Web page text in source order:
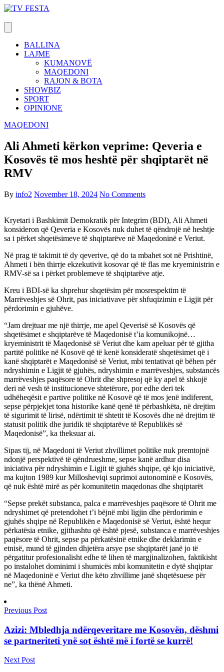
Skip
content
BALLINA
LAJME
KUMANOVË
MAQEDONI
RAJON & BOTA
SHOWBIZ
SPORT
OPINIONE
MAQEDONI
Ali Ahmeti kërkon veprime: Qeveria e
Kosovës të mos heshtë për shqiptarët në
RMV
By info2 November 18, 2024 No Comments
Kryetari i Bashkimit Demokratik për Integrim (BDI), Ali Ahmeti
konsideron që Qeveria e Kosovës nuk duhet të qëndrojë në heshtje
sa i përket shqetësimeve të shqiptarëve në Maqedoninë e Veriut.
Në prag të takimit të dy qeverive, që do ta mbahet sot në Prishtinë,
Ahmeti i bën thirrje ekzekutivit kosovar që të flas me kryeministrin e
RMV-së sa i përket problemeve të shqiptarëve atje.
Kreu i BDI-së ka shprehur shqetësim për mosrespektim të
Marrëveshjes së Ohrit, pas iniciativave për shfuqizimin e Ligjit për
përdorimin e gjuhëve.
“Jam drejtuar me një thirrje, me apel Qeverisë së Kosovës që
shqetësimet e shqiptarëve të Maqedonisë t’ia komunikojnë…
kryeministrit të Maqedonisë së Veriut dhe kam apeluar për të gjitha
partitë politike në Kosovë që të kenë konsideratë shqetësimet që i
kanë shqiptarët e Maqedonisë së Veriut, mbi tentativat që bëhen për
ndryshimin e Ligjit të gjuhës, ndryshimin e marrëveshjes, substancës
marrëveshjes paqësore të Ohrit dhe shpresoj që ky apel të shkojë
deri në vesh të institucioneve shtetërore, por edhe deri tek
udhëheqësit e partive politike në Kosovë që të mos jenë indiferent,
sepse përpjekjet tona historike kanë qenë të përbashkëta, në drejtim
të sigurimit të lirisë, ndërtimit të shtetit të Kosovës dhe në drejtim të
statusit politik dhe juridik të shqiptarëve të Republikës së
Maqedonisë”, ka theksuar ai.
Sipas tij, në Maqedoni të Veriut zhvillimet politike nuk premtojnë
ndonjë perspektivë të qëndrueshme, sepse kanë ardhur disa
iniciativa për ndryshimin e Ligjit të gjuhës shqipe, që kjo iniciativë,
ma kujton 1989 kur Millosheviqi suprimoi autonominë e Kosovës,
që nuk është mirë as për komunitetin maqedonas dhe shqiptarët
“Sepse prekët substanca, palca e marrëveshjes paqësore të Ohrit me
ndryshimet që pretendohet t’i bëjnë mbi ligjin dhe përdorimin e
gjuhës shqipe në Republikën e Maqedonisë së Veriut, është hequr
përkatësia etnike, gjithashtu që është pjesë, substanca e marrëveshjes
paqësore të Ohrit, sepse pa përkatësinë etnike dhe deklarimin e
etnisë, mund të gjinden dhjetëra arsye pse shqiptarët janë jo të
përgatitur profesionalisht edhe të lihen të margjinalizohen, faktikisht
po instalohet dominimi i shumicës mbi komunitetin e dytë shqiptar
në Maqedoninë e Veriut dhe këto zhvillime janë shqetësuese për
ne”, ka thënë Ahmeti.
Previous Post
Azizi: Mbledhja ndërqeveritare me Kosovën, dëshmi
se partneriteti ynë sot është më i fortë se kurrë!
Next Post